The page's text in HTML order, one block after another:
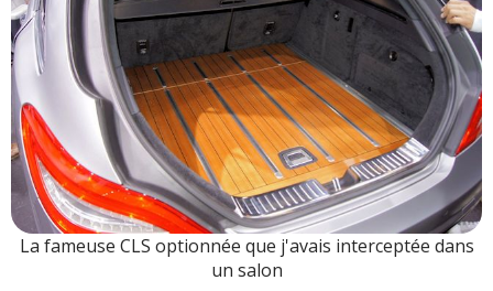
La fameuse CLS optionnée que j'avais interceptée dans
un salon